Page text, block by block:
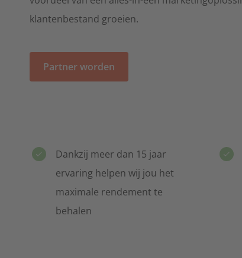
Rijscholen
Thuisbatterij
Warmtepompen
Voor warmtepomp-specialisten
klantenbestand groeien.
Partner worden
Dankzij meer dan 15 jaar
ervaring helpen wij jou het
maximale rendement te
behalen